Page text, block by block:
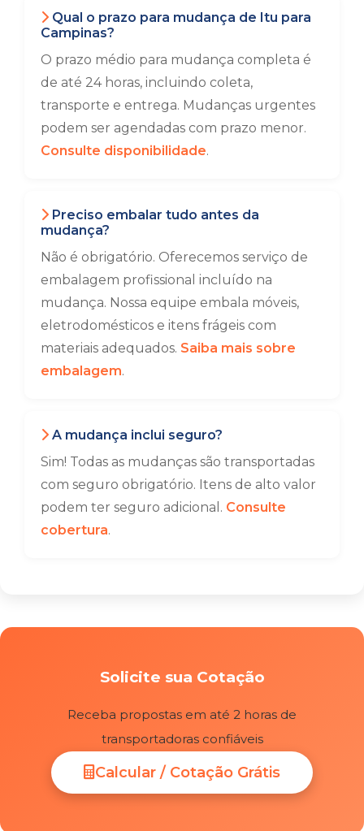
Qual o prazo para mudança de Itu para
Campinas?
O prazo médio para mudança completa é
de até 24 horas, incluindo coleta,
transporte e entrega. Mudanças urgentes
podem ser agendadas com prazo menor.
Consulte disponibilidade.
Preciso embalar tudo antes da
mudança?
Não é obrigatório. Oferecemos serviço de
embalagem profissional incluído na
mudança. Nossa equipe embala móveis,
eletrodomésticos e itens frágeis com
materiais adequados. Saiba mais sobre
embalagem.
A mudança inclui seguro?
Sim! Todas as mudanças são transportadas
com seguro obrigatório. Itens de alto valor
podem ter seguro adicional. Consulte
cobertura.
Solicite sua Cotação
Receba propostas em até 2 horas de
transportadoras confiáveis
Calcular / Cotação Grátis